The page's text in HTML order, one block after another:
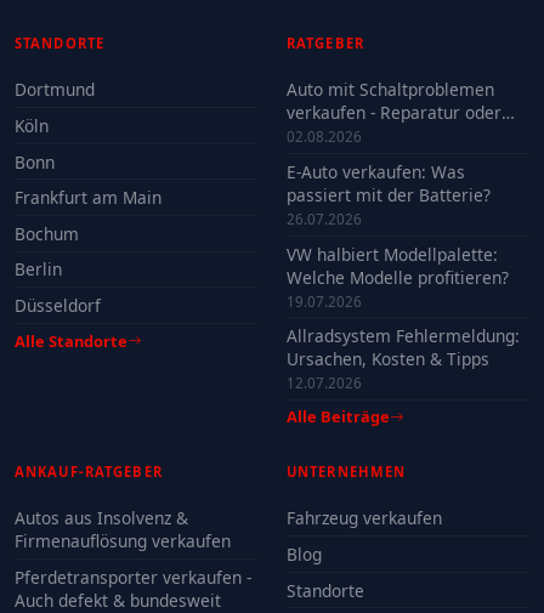
STANDORTE
Dortmund
Köln
Bonn
Frankfurt am Main
Bochum
Berlin
Düsseldorf
Alle Standorte
RATGEBER
Auto mit Schaltproblemen
verkaufen - Reparatur oder
Verkauf?
02.08.2026
E-Auto verkaufen: Was
passiert mit der Batterie?
26.07.2026
VW halbiert Modellpalette:
Welche Modelle profitieren?
19.07.2026
Allradsystem Fehlermeldung:
Ursachen, Kosten & Tipps
12.07.2026
Alle Beiträge
ANKAUF-RATGEBER
Autos aus Insolvenz &
Firmenauflösung verkaufen
Pferdetransporter verkaufen -
Auch defekt & bundesweit
UNTERNEHMEN
Fahrzeug verkaufen
Blog
Standorte